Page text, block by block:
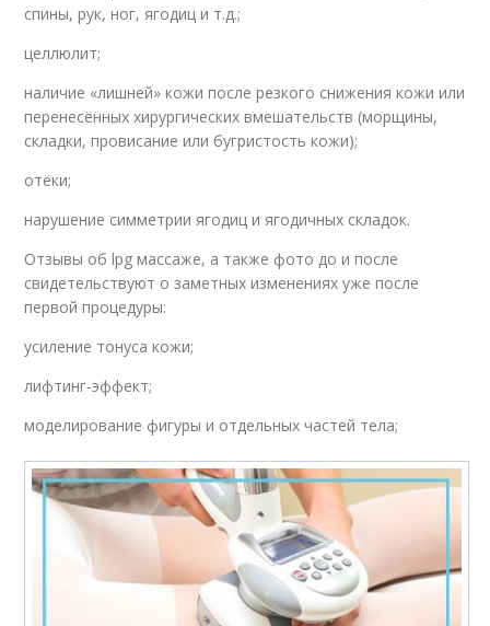
спины, рук, ног, ягодиц и т.д.;
целлюлит;
наличие «лишней» кожи после резкого снижения кожи или
перенесённых хирургических вмешательств (морщины,
складки, провисание или бугристость кожи);
отёки;
нарушение симметрии ягодиц и ягодичных складок.
Отзывы об lpg массаже, а также фото до и после
свидетельствуют о заметных изменениях уже после
первой процедуры:
усиление тонуса кожи;
лифтинг-эффект;
моделирование фигуры и отдельных частей тела;